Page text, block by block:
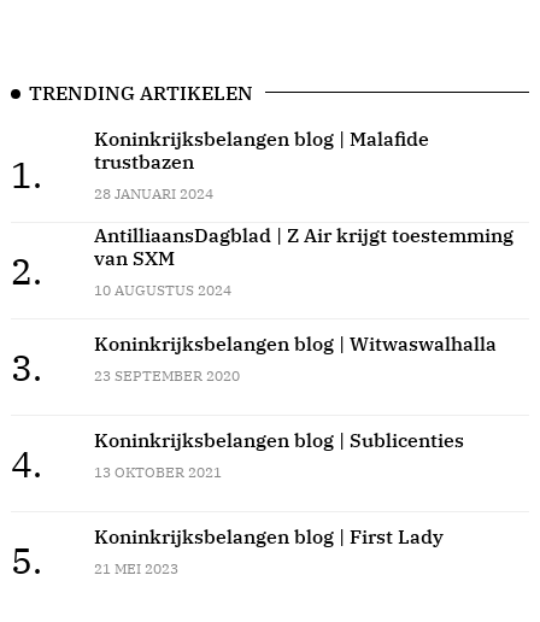
TRENDING ARTIKELEN
1.
Koninkrijksbelangen blog | Malafide
trustbazen
28 JANUARI 2024
2.
AntilliaansDagblad | Z Air krijgt toestemming
van SXM
10 AUGUSTUS 2024
3.
Koninkrijksbelangen blog | Witwaswalhalla
23 SEPTEMBER 2020
4.
Koninkrijksbelangen blog | Sublicenties
13 OKTOBER 2021
5.
Koninkrijksbelangen blog | First Lady
21 MEI 2023